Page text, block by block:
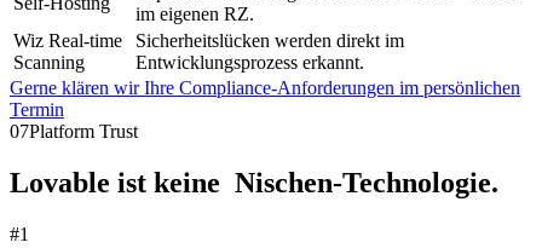
im eigenen RZ.
Wiz Real-time
Scanning
Sicherheitslücken werden direkt im
Entwicklungsprozess erkannt.
Gerne klären wir Ihre Compliance-Anforderungen im persönlichen
Termin
07Platform Trust
Lovable ist keine Nischen-Technologie.
#1